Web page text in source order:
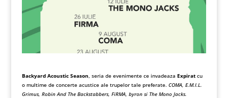
Backyard Acoustic Season , seria de evenimente ce invadeaza Expiratcu
o multime de concerte acustice ale trupelor tale preferate. COMA, E.M.I.L.
Grimus, Robin And The Backstabbers, FiRMA, byron si The Mono Jacks.